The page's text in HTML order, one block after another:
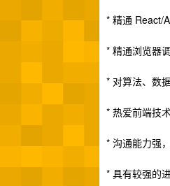
* 精通 React/
* 精通浏览器
* 对算法、数
* 热爱前端技
* 沟通能力强
* 具有较强的